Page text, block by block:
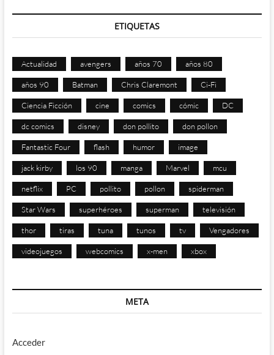
ETIQUETAS
Actualidad avengers años 70 años 80
años 90 Batman Chris Claremont Ci-Fi
Ciencia Ficción cine comics cómic DC
dc comics disney don pollito don pollon
Fantastic Four flash humor image
jack kirby los 90 manga Marvel mcu
netflix PC pollito pollon spiderman
Star Wars superhéroes superman televisión
thor tiras tuna tunos tv Vengadores
videojuegos webcomics x-men xbox
META
Acceder